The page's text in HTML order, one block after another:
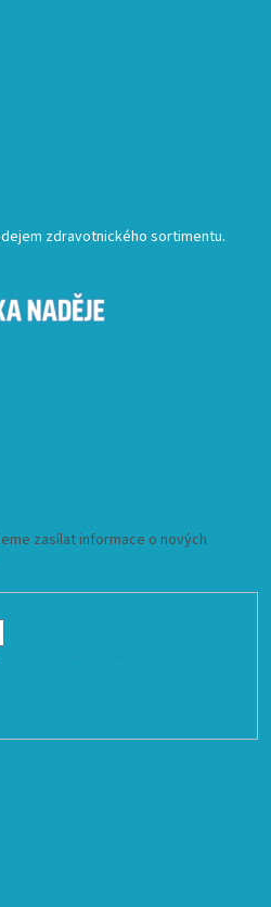
zdravotnického sortimentu.
zasílat informace o nových